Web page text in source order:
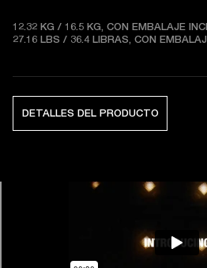
12.32 KG / 16.5 KG, CON EMBALAJE
27.16 LBS / 36.4 LIBRAS, CON
DETALLES DEL PRODUCTO